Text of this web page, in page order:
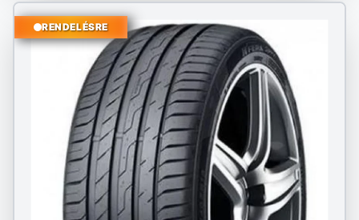
RENDELÉSRE